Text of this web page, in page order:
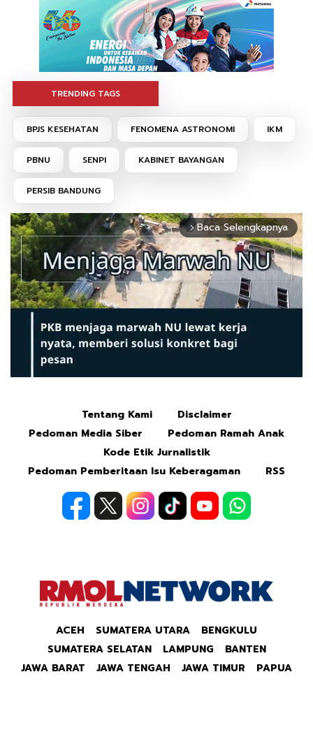
TRENDING TAGS
BPJS KESEHATAN FENOMENA ASTRONOMI IKM
PBNU SENPI KABINET BAYANGAN
PERSIB BANDUNG
arrow_forward_ios Baca Selengkapnya
Tentang Kami
Disclaimer
Pedoman Media Siber
Pedoman Ramah Anak
Kode Etik Jurnalistik
Pedoman Pemberitaan Isu Keberagaman
RSS
ACEH SUMATERA UTARA
BENGKULU
SUMATERA SELATAN
LAMPUNG
BANTEN
JAWA BARAT
JAWA TENGAH JAWA TIMUR PAPUA